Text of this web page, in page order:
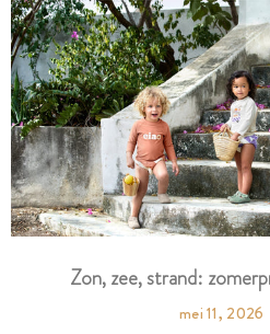
Zon, zee, strand:
mei 11, 2026